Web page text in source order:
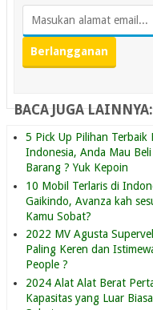
BACA JUGA LAINNYA:
5 Pick Up Pilihan Terbaik
Indonesia, Anda Mau
Barang ? Yuk Kepoin
10 Mobil Terlaris di
Gaikindo, Avanza kah
Kamu Sobat?
2022 MV Agusta
Paling Keren dan
People ?
2024 Alat Alat Berat
Kapasitas yang Luar